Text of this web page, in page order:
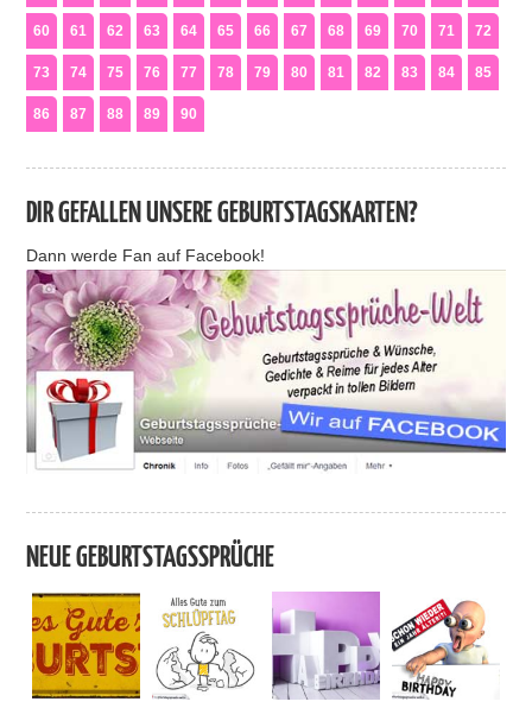
60 61 62 63 64 65 66 67 68 69 70 71 72
73 74 75 76 77 78 79 80 81 82 83 84 85
86 87 88 89 90
DIR GEFALLEN UNSERE GEBURTSTAGSKARTEN?
Dann werde Fan auf Facebook!
NEUE GEBURTSTAGSSPRÜCHE